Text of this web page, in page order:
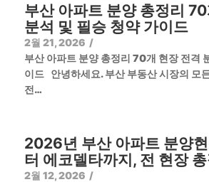
부산 아파트 분양 총정리
분석 및 필승 청약 가이드
2월 21, 2026 /
부산 아파트 분양 총정리 70개 현장 전격
이드 안녕하세요. 부산 부동산 시장의 모
전…
2026년 부산 아파트 분양
터 에코델타까지, 전 현장
2월 12, 2026 /